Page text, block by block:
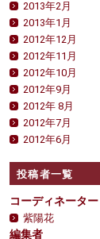
2013年2月
2013年1月
2012年12月
2012年11月
2012年10月
2012年9月
2012年 8月
2012年7月
2012年6月
投稿者一覧
コーディネーター
紫陽花
編集者